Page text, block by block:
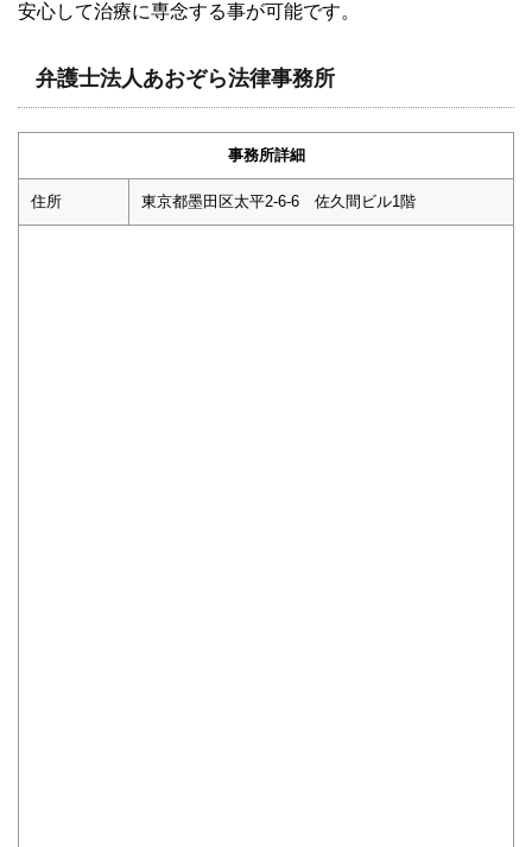
安心して治療に専念する事が可能です。
弁護士法人あおぞら法律事務所
事務所詳細
住所 東京都墨田区太平2-6-6 佐久間ビル1階